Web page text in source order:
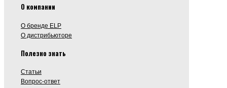
О компании
О бренде ELP
О дистрибьюторе
Полезно знать
Статьи
Вопрос-ответ